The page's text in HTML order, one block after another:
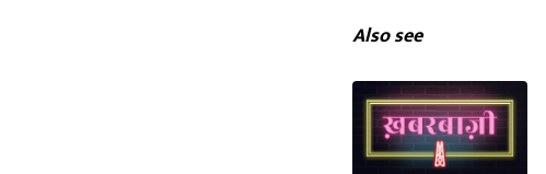
Also see